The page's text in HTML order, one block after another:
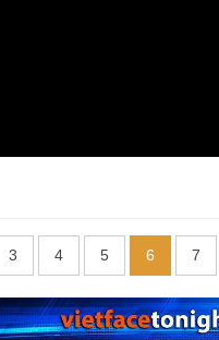
3 4 5 6 7